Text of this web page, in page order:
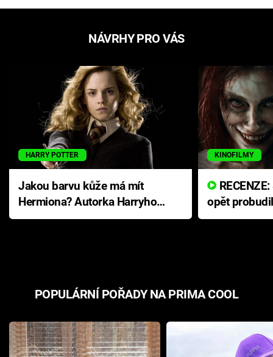
NÁVRHY PRO VÁS
HARRY POTTER
Jakou barvu kůže má mít
Hermiona? Autorka Harryho
Pottera přišla s ráznou
KINOFILMY
opět
přichází s
POPULÁRNÍ POŘADY NA PRIMA COOL